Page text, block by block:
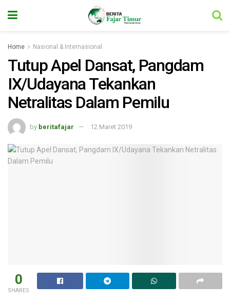
Home Nasional & Internasional
Tutup Apel Dansat, Pangdam
IX/Udayana Tekankan
Netralitas Dalam Pemilu
by beritafajar 12 Maret 2019
0
SHARES